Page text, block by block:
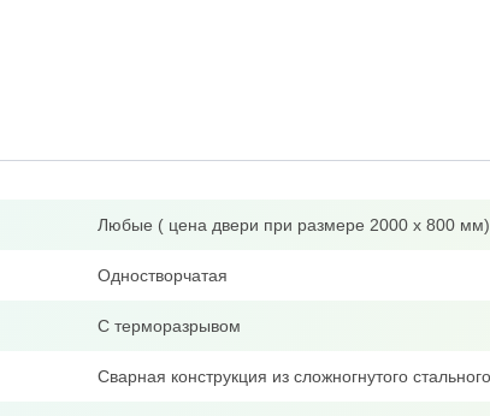
Любые ( цена двери при размере 2000 х 800 мм)
Одностворчатая
С терморазрывом
Сварная конструкция из сложногнутого